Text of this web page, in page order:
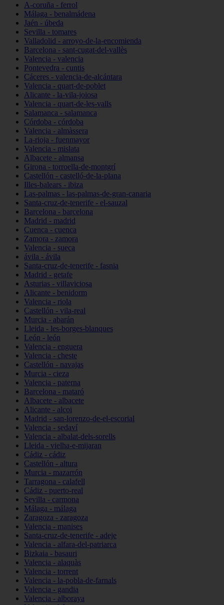
A-coruña - ferrol
Málaga - benalmádena
Jaén - úbeda
Sevilla - tomares
Valladolid - arroyo-de-la-encomienda
Barcelona - sant-cugat-del-vallès
Valencia - valencia
Pontevedra - cuntis
Cáceres - valencia-de-alcántara
Valencia - quart-de-poblet
Alicante - la-vila-joiosa
Valencia - quart-de-les-valls
Salamanca - salamanca
Córdoba - córdoba
Valencia - almàssera
La-rioja - fuenmayor
Valencia - mislata
Albacete - almansa
Girona - torroella-de-montgrí
Castellón - castelló-de-la-plana
Illes-balears - ibiza
Las-palmas - las-palmas-de-gran-canaria
Santa-cruz-de-tenerife - el-sauzal
Barcelona - barcelona
Madrid - madrid
Cuenca - cuenca
Zamora - zamora
Valencia - sueca
ávila - ávila
Santa-cruz-de-tenerife - fasnia
Madrid - getafe
Asturias - villaviciosa
Alicante - benidorm
Valencia - riola
Castellón - vila-real
Murcia - abarán
Lleida - les-borges-blanques
León - león
Valencia - enguera
Valencia - cheste
Castellón - navajas
Murcia - cieza
Valencia - paterna
Barcelona - mataró
Albacete - albacete
Alicante - alcoi
Madrid - san-lorenzo-de-el-escorial
Valencia - sedaví
Valencia - albalat-dels-sorells
Lleida - vielha-e-mijaran
Cádiz - cádiz
Castellón - altura
Murcia - mazarrón
Tarragona - calafell
Cádiz - puerto-real
Sevilla - carmona
Málaga - málaga
Zaragoza - zaragoza
Valencia - manises
Santa-cruz-de-tenerife - adeje
Valencia - alfara-del-patriarca
Bizkaia - basauri
Valencia - alaquàs
Valencia - torrent
Valencia - la-pobla-de-farnals
Valencia - gandia
Valencia - alboraya